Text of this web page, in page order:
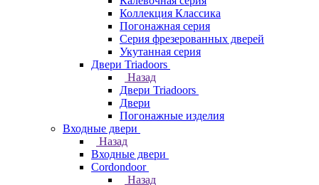
Коллекция Классика
Погонажная серия
Серия фрезерованных дверей
Укутанная серия
Двери Triadoors
Назад
Двери Triadoors
Двери
Погонажные изделия
Входные двери
Назад
Входные двери
Cordondoor
Назад